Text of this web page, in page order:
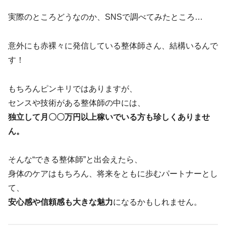
実際のところどうなのか、SNSで調べてみたところ…
意外にも赤裸々に発信している整体師さん、結構いるんで
す！
もちろんピンキリではありますが、
センスや技術がある整体師の中には、
独立して月〇〇万円以上稼いでいる方も珍しくありませ
ん。
そんな“できる整体師”と出会えたら、
身体のケアはもちろん、将来をともに歩むパートナーとし
て、
安心感や信頼感も大きな魅力になるかもしれません。